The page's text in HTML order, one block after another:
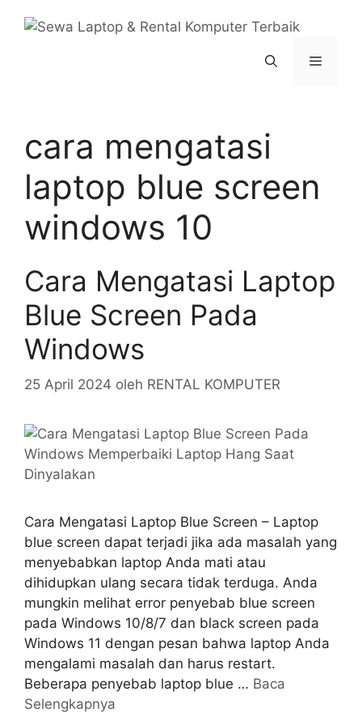
Menu
cara mengatasi
laptop blue screen
windows 10
Cara Mengatasi Laptop
Blue Screen Pada
Windows
25 April 2024 oleh RENTAL KOMPUTER
Cara Mengatasi Laptop Blue Screen – Laptop
blue screen dapat terjadi jika ada masalah yang
menyebabkan laptop Anda mati atau
dihidupkan ulang secara tidak terduga. Anda
mungkin melihat error penyebab blue screen
pada Windows 10/8/7 dan black screen pada
Windows 11 dengan pesan bahwa laptop Anda
mengalami masalah dan harus restart.
Beberapa penyebab laptop blue … Baca
Selengkapnya